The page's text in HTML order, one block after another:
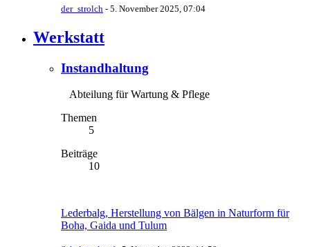
der_strolch - 5. November 2025, 07:04
Werkstatt
Instandhaltung
Abteilung für Wartung & Pflege
Themen
5
Beiträge
10
Lederbalg, Herstellung von Bälgen in Naturform für
Boha, Gaida und Tulum